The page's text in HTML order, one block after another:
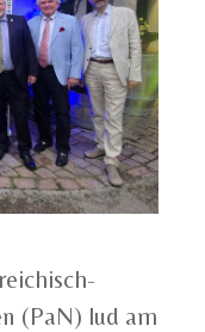
(PaN) lud am